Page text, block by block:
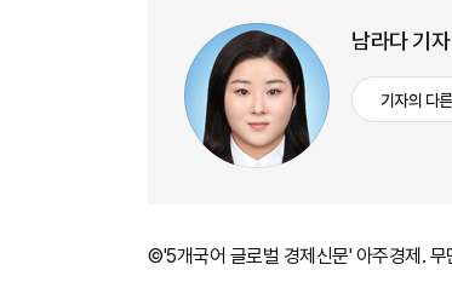
남라다 기자
기자의 다
©'5개국어 글로벌 경제신문' 아주경제. 무